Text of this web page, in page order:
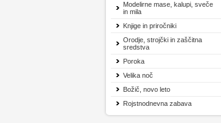
Modelirne mase, kalupi, sveče
in mila
Knjige in priročniki
Orodje, strojčki in zaščitna
sredstva
Poroka
Velika noč
Božič, novo leto
Rojstnodnevna zabava